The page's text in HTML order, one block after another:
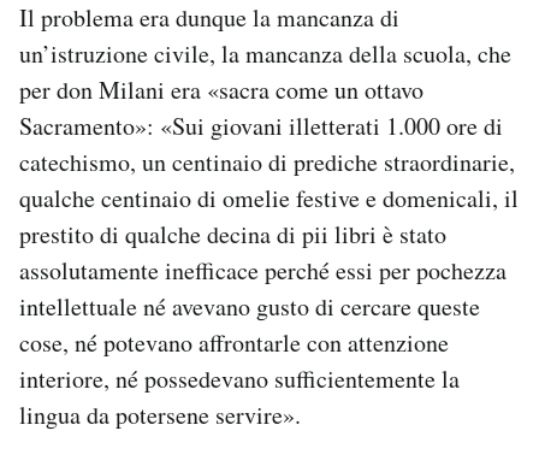
Il problema era dunque la mancanza di
un’istruzione civile, la mancanza della scuola, che
per don Milani era «sacra come un ottavo
Sacramento»: «Sui giovani illetterati 1.000 ore di
catechismo, un centinaio di prediche straordinarie,
qualche centinaio di omelie festive e domenicali, il
prestito di qualche decina di pii libri è stato
assolutamente inefficace perché essi per pochezza
intellettuale né avevano gusto di cercare queste
cose, né potevano affrontarle con attenzione
interiore, né possedevano sufficientemente la
lingua da potersene servire».